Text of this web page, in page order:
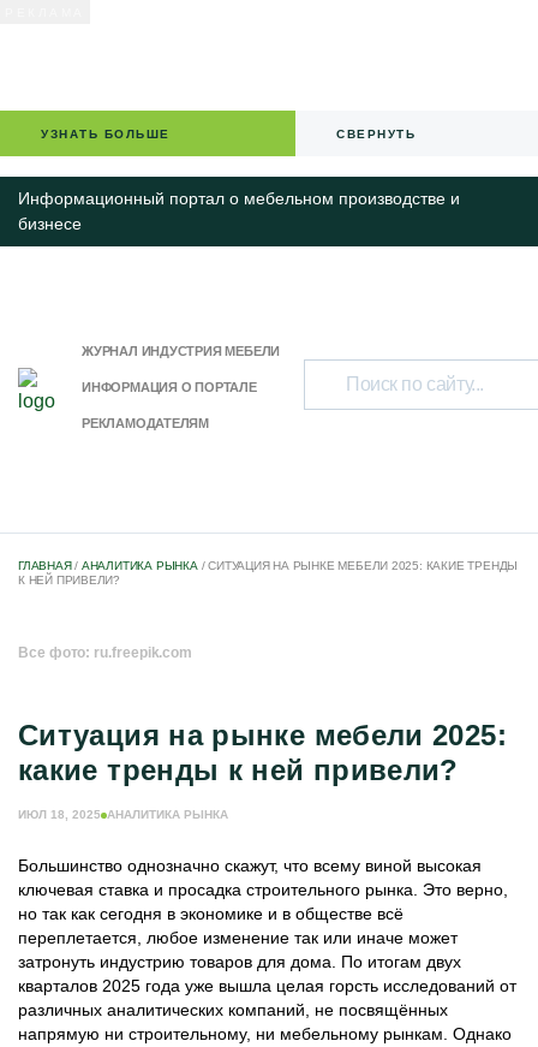
УЗНАТЬ БОЛЬШЕ СВЕРНУТЬ
Информационный портал о мебельном производстве и
бизнесе
ЖУРНАЛ ИНДУСТРИЯ МЕБЕЛИ
ИНФОРМАЦИЯ О ПОРТАЛЕ
РЕКЛАМОДАТЕЛЯМ
ГЛАВНАЯ/ АНАЛИТИКА РЫНКА /СИТУАЦИЯ НА РЫНКЕ МЕБЕЛИ 2025: КАКИЕ ТРЕНДЫ
К НЕЙ ПРИВЕЛИ?
Все фото: ru.freepik.com
Ситуация на рынке мебели 2025:
какие тренды к ней привели?
ИЮЛ 18, 2025 АНАЛИТИКА РЫНКА
Большинство однозначно скажут, что всему виной высокая
ключевая ставка и просадка строительного рынка. Это верно,
но так как сегодня в экономике и в обществе всё
переплетается, любое изменение так или иначе может
затронуть индустрию товаров для дома. По итогам двух
кварталов 2025 года уже вышла целая горсть исследований от
различных аналитических компаний, не посвящённых
напрямую ни строительному, ни мебельному рынкам. Однако